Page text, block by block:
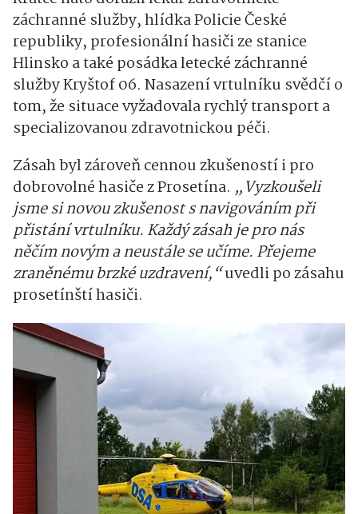
záchranné služby, hlídka Policie České
republiky, profesionální hasiči ze stanice
Hlinsko a také posádka letecké záchranné
služby Kryštof 06. Nasazení vrtulníku svědčí o
tom, že situace vyžadovala rychlý transport a
specializovanou zdravotnickou péči.
Zásah byl zároveň cennou zkušeností i pro
dobrovolné hasiče z Prosetína. „Vyzkoušeli
jsme si novou zkušenost s navigováním při
přistání vrtulníku. Každý zásah je pro nás
něčím novým a neustále se učíme. Přejeme
zraněnému brzké uzdravení,“uvedli po zásahu
prosetínští hasiči.